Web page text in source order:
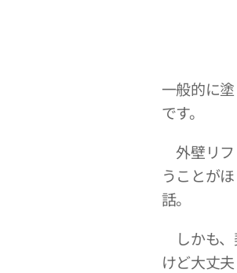
一般的に
です。
外壁リフ
うことが
話。
しかも、
けど大丈